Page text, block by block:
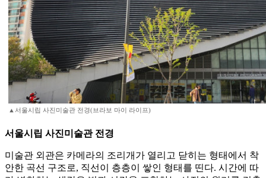
▲서울시립 사진미술관 전경(브라보 마이 라이프)
서울시립 사진미술관 전경
미술관 외관은 카메라의 조리개가 열리고 닫히는 형태에서 착
안한 곡선 구조로, 직선이 층층이 쌓인 형태를 띤다. 시간에 따